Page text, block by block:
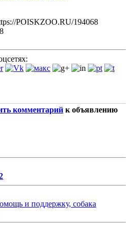
POISKZOO.RU/194068
комментарий к объявлению
и поддержку, собака